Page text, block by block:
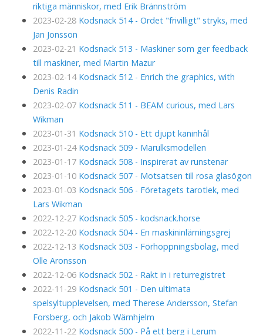
riktiga människor, med Erik Brännström
2023-02-28 Kodsnack 514 - Ordet "frivilligt" stryks, med
Jan Jonsson
2023-02-21 Kodsnack 513 - Maskiner som ger feedback
till maskiner, med Martin Mazur
2023-02-14 Kodsnack 512 - Enrich the graphics, with
Denis Radin
2023-02-07 Kodsnack 511 - BEAM curious, med Lars
Wikman
2023-01-31 Kodsnack 510 - Ett djupt kaninhål
2023-01-24 Kodsnack 509 - Marulksmodellen
2023-01-17 Kodsnack 508 - Inspirerat av runstenar
2023-01-10 Kodsnack 507 - Motsatsen till rosa glasögon
2023-01-03 Kodsnack 506 - Företagets tarotlek, med
Lars Wikman
2022-12-27 Kodsnack 505 - kodsnack.horse
2022-12-20 Kodsnack 504 - En maskininlärningsgrej
2022-12-13 Kodsnack 503 - Förhoppningsbolag, med
Olle Aronsson
2022-12-06 Kodsnack 502 - Rakt in i returregistret
2022-11-29 Kodsnack 501 - Den ultimata
spelsyltupplevelsen, med Therese Andersson, Stefan
Forsberg, och Jakob Wärnhjelm
2022-11-22 Kodsnack 500 - På ett berg i Lerum